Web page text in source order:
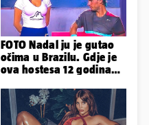
FOTO Nadal ju je gutao
očima u Brazilu. Gdje je
ova hostesa 12 godina